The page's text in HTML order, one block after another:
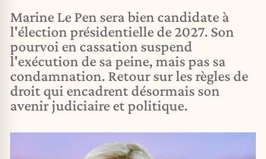
Marine Le Pen sera bien candidate à
l'élection présidentielle de 2027. Son
pourvoi en cassation suspend
l'exécution de sa peine, mais pas sa
condamnation. Retour sur les règles de
droit qui encadrent désormais son
avenir judiciaire et politique.